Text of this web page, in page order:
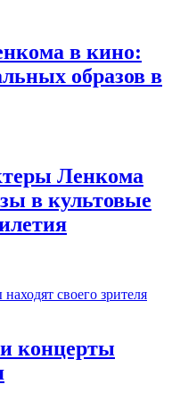
в кино:
образов в
Ленкома
в культовые
концерты